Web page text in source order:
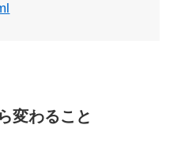
変わること